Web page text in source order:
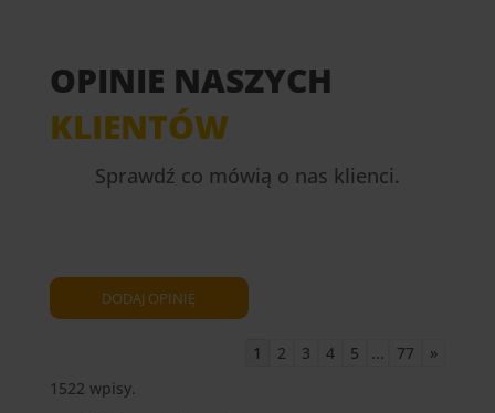
OPINIE NASZYCH
KLIENTÓW
Sprawdź co mówią o nas klienci.
1 2 3 4 5 ... 77
»
1522 wpisy.